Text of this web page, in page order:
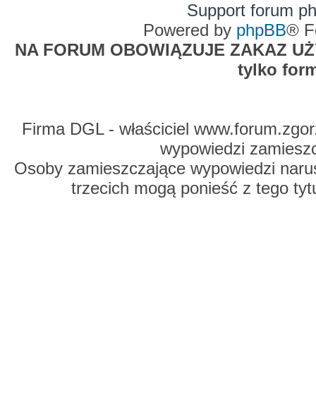
Support forum
Powered by phpBB®
NA FORUM OBOWIĄZUJE ZAKAZ
tylko
Firma DGL - właściciel
wypowiedzi
Osoby zamieszczające wypowiedzi
trzecich mogą ponieść z tego